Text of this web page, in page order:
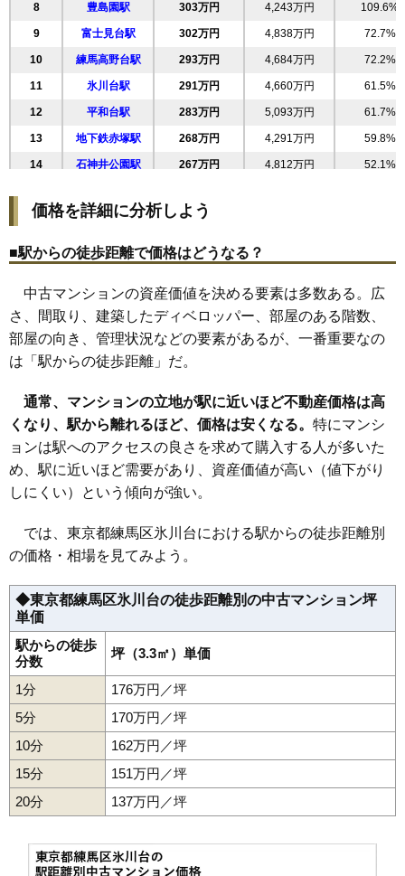
26 貫井 278万円 3,613万円 100.4%
27 北町 277万円 4,158万円 78.6%
28 氷川台 277万円 4,434万円 66.7%
29 旭町 273万円 5,183万円 62.5%
30 上石神井 273万円 3,542万円 77.3%
31 小竹町 271万円 4,338万円 85.8%
32 立野町 269万円 5,115万円 45.5%
34 関町南 248万円
35 光が丘 248万円
37 三原台 247万円 4,684万円 54.4%
38 4,293万円
39 土支田 233万円
41 南大泉 219万円 3,942万円 61.9%
42 大泉学園町 217万円 3,909万円 64.2%
43 194万円 3,107万円
大泉町 158万円
8 豊島園駅 303万円 4,243万円 109.6%
9 富士見台駅 302万円 4,838万円 72.7%
10 練馬高野台駅 293万円 4,684万円 72.2%
11 氷川台駅 291万円 4,660万円 61.5%
12 平和台駅 283万円 5,093万円 61.7%
13 地下鉄赤塚駅 268万円 4,291万円 59.8%
14 石神井公園駅 267万円 4,812万円 52.1%
16 光が丘駅 253万円
17 大泉学園駅 253万円
価格を詳細に分析しよう
■駅からの徒歩距離で価格はどうなる？
中古マンションの資産価値を決める要素は多数ある。広
さ、間取り、建築したディベロッパー、部屋のある階数、
部屋の向き、管理状況などの要素があるが、一番重要なの
は「駅からの徒歩距離」だ。
通常、マンションの立地が駅に近いほど不動産価格は高
くなり、駅から離れるほど、価格は安くなる。 特にマンシ
ョンは駅へのアクセスの良さを求めて購入する人が多いた
め、駅に近いほど需要があり、資産価値が高い（値下がり
しにくい）という傾向が強い。
では、東京都練馬区氷川台における駅からの徒歩距離別
の価格・相場を見てみよう。
◆東京都練馬区氷川台の徒歩距離別の中古マンション坪
単価
駅からの徒歩
分数
坪（3.3㎡）単価
1分
176万円／坪
5分
170万円／坪
10分
162万円／坪
15分
151万円／坪
20分
137万円／坪